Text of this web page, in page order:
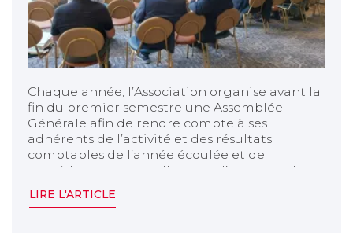
Chaque année, l’Association organise avant la
fin du premier semestre une Assemblée
Générale afin de rendre compte à ses
adhérents de l’activité et des résultats
comptables de l’année écoulée et de
procéder au renouvellement d’un quart des
LIRE L'ARTICLE